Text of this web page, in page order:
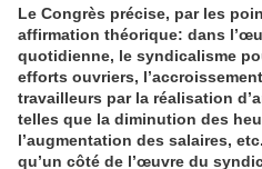
Le Congrès précise, par les
affirmation théorique: dans
quotidienne, le syndicalisme
efforts ouvriers,
travailleurs par la réalisation
telles que la diminution des
l’augmentation des salaires,
qu’un côté de l’œuvre du